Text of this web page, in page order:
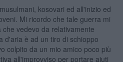
kosovari ed all'inizio ed
Mi ricordo che tale guerra mi
vedevo da relativamente
d'aria è ad un tiro di schioppo
colpito da un mio amico poco più
all'improvviso per portare aiuti